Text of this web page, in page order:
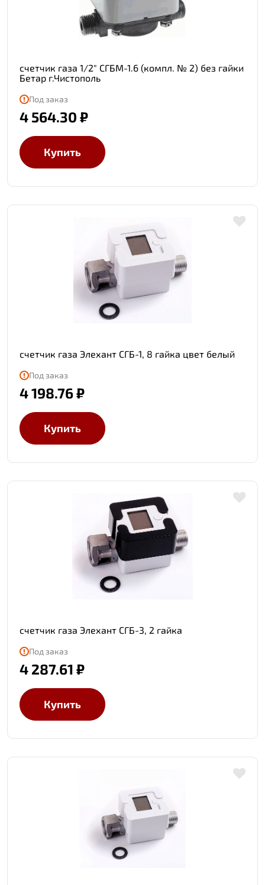
счетчик газа 1/2" СГБМ-1.6 (компл. № 2) без гайки
Бетар г.Чистополь
Под заказ
4 564.30 ₽
Купить
счетчик газа Элехант СГБ-1, 8 гайка цвет белый
Под заказ
4 198.76 ₽
Купить
счетчик газа Элехант СГБ-3, 2 гайка
Под заказ
4 287.61 ₽
Купить